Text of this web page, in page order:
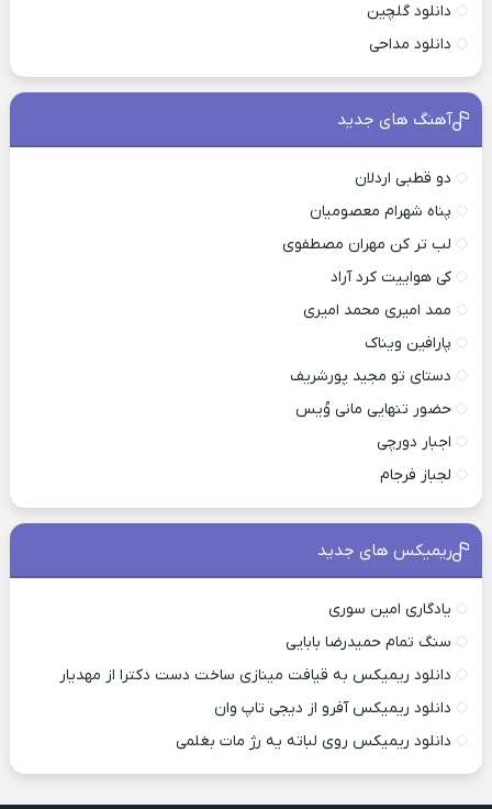
دانلود گلچین
دانلود مداحی
آهنگ های جدید
دو قطبی اردلان
پناه شهرام معصومیان
لب تر کن مهران مصطفوی
کی هواییت کرد آراد
ممد امیری محمد امیری
پارافین ویناک
دستای تو مجید پورشریف
حضور تنهایی مانی وُیس
اجبار دورچی
لجباز فرجام
ریمیکس های جدید
یادگاری امین سوری
سنگ تمام حمیدرضا بابایی
دانلود ریمیکس به قیافت مینازی ساخت دست دکترا از مهدیار
دانلود ریمیکس آفرو از ديجی تاپ وان
دانلود ریمیکس روی لباته یه رژ مات بغلمی